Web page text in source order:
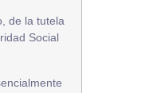
de la tutela
Social